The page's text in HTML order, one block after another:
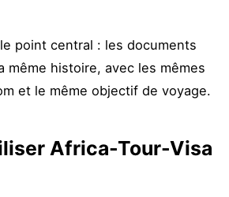
point central : les documents
même histoire, avec les mêmes
et le même objectif de voyage.
Africa-Tour-Visa